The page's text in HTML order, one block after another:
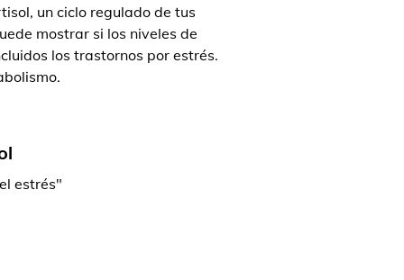
un ciclo regulado de tus
mostrar si los niveles de
los trastornos por estrés.
estrés"